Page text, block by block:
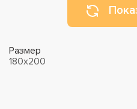
Размер
180х200